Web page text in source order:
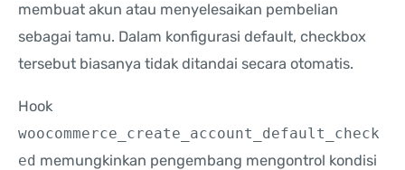
membuat akun atau menyelesaikan pembelian
sebagai tamu. Dalam konfigurasi default, checkbox
tersebut biasanya tidak ditandai secara otomatis.
Hook
woocommerce_create_account_default_check
ed memungkinkan pengembang mengontrol kondisi